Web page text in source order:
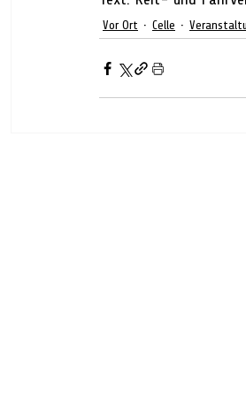
Vor Ort Celle